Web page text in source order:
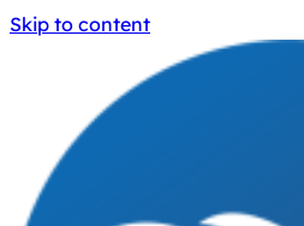
Skip to content